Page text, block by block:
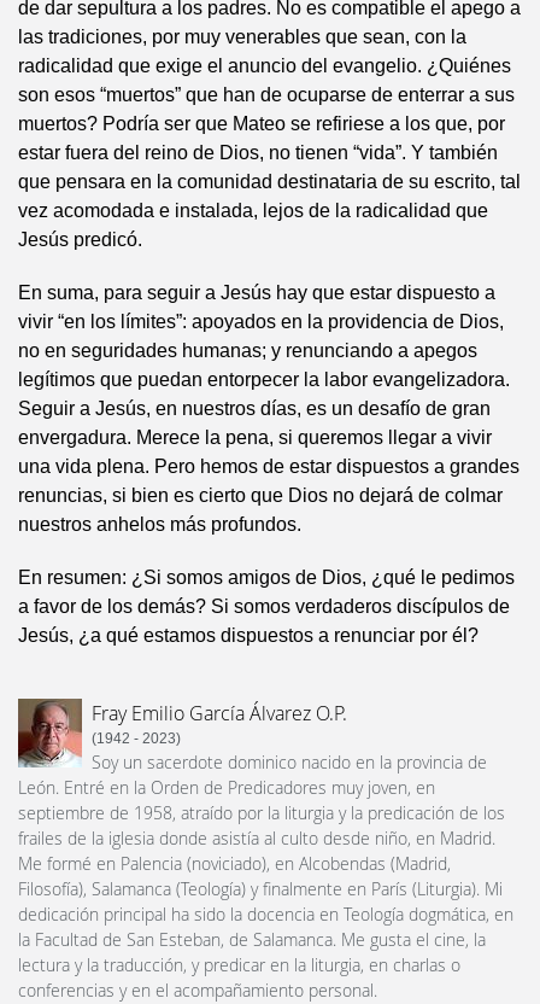
de dar sepultura a los padres. No es compatible el apego a
las tradiciones, por muy venerables que sean, con la
radicalidad que exige el anuncio del evangelio. ¿Quiénes
son esos “muertos” que han de ocuparse de enterrar a sus
muertos? Podría ser que Mateo se refiriese a los que, por
estar fuera del reino de Dios, no tienen “vida”. Y también
que pensara en la comunidad destinataria de su escrito, tal
vez acomodada e instalada, lejos de la radicalidad que
Jesús predicó.
En suma, para seguir a Jesús hay que estar dispuesto a
vivir “en los límites”: apoyados en la providencia de Dios,
no en seguridades humanas; y renunciando a apegos
legítimos que puedan entorpecer la labor evangelizadora.
Seguir a Jesús, en nuestros días, es un desafío de gran
envergadura. Merece la pena, si queremos llegar a vivir
una vida plena. Pero hemos de estar dispuestos a grandes
renuncias, si bien es cierto que Dios no dejará de colmar
nuestros anhelos más profundos.
En resumen: ¿Si somos amigos de Dios, ¿qué le pedimos
a favor de los demás? Si somos verdaderos discípulos de
Jesús, ¿a qué estamos dispuestos a renunciar por él?
Fray Emilio García Álvarez O.P.
(1942 - 2023)
Soy un sacerdote dominico nacido en la provincia de
León. Entré en la Orden de Predicadores muy joven, en
septiembre de 1958, atraído por la liturgia y la predicación de los
frailes de la iglesia donde asistía al culto desde niño, en Madrid.
Me formé en Palencia (noviciado), en Alcobendas (Madrid,
Filosofía), Salamanca (Teología) y finalmente en París (Liturgia). Mi
dedicación principal ha sido la docencia en Teología dogmática, en
la Facultad de San Esteban, de Salamanca. Me gusta el cine, la
lectura y la traducción, y predicar en la liturgia, en charlas o
conferencias y en el acompañamiento personal.